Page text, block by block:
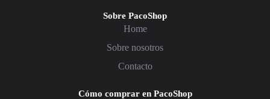
Sobre PacoShop
Home
Sobre nosotros
Contacto
Cómo comprar en PacoShop